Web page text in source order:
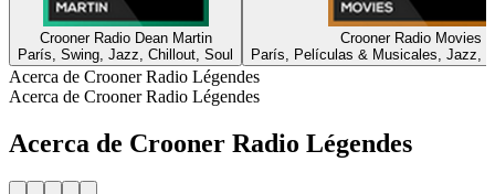
Crooner Radio Dean Martin
París, Swing, Jazz, Chillout, Soul
Crooner Radio Movies
París, Películas & Musicales, Jazz,
Acerca de Crooner Radio Légendes
Acerca de Crooner Radio Légendes
Acerca de Crooner Radio Légendes